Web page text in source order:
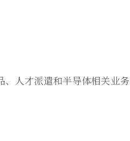
、人才派遣和半导体相关业务